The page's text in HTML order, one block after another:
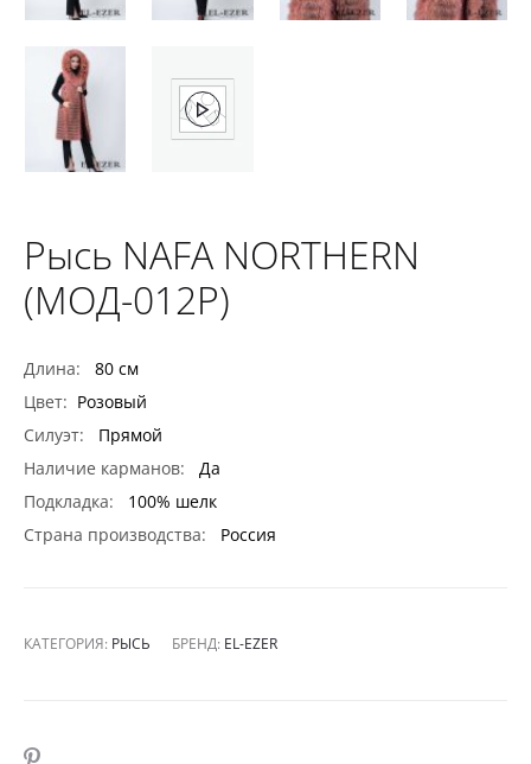
Рысь NAFA NORTHERN
(МОД-012Р)
Длина: 80 см
Цвет: Розовый
Силуэт: Прямой
Наличие карманов: Да
Подкладка: 100% шелк
Страна производства: Россия
КАТЕГОРИЯ: РЫСЬ БРЕНД: EL-EZER
SHARE